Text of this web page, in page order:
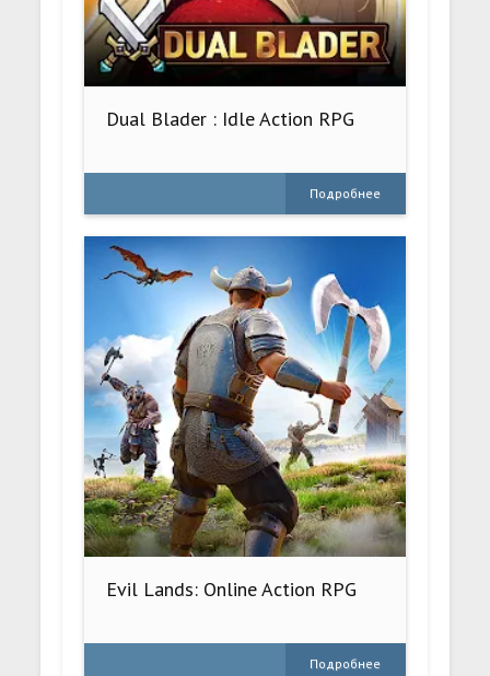
Dual Blader : Idle Action RPG
Подробнее
Evil Lands: Online Action RPG
Подробнее